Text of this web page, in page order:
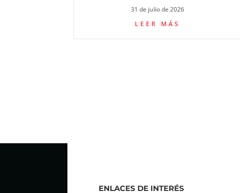
31 de julio de 2026
LEER MÁS
ENLACES DE INTERÉS